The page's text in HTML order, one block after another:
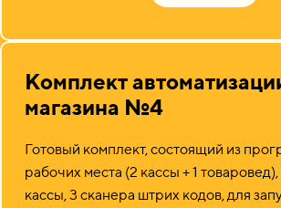
Комплект
магазина №4
Готовый комплект, состоящий из
рабочих места (2 кассы + 1
кассы, 3 сканера штрих кодов, для